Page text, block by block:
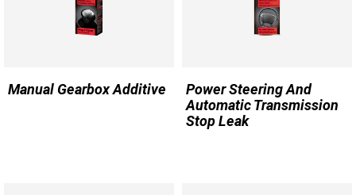
Manual Gearbox Additive
Power Steering And
Automatic Transmission
Stop Leak